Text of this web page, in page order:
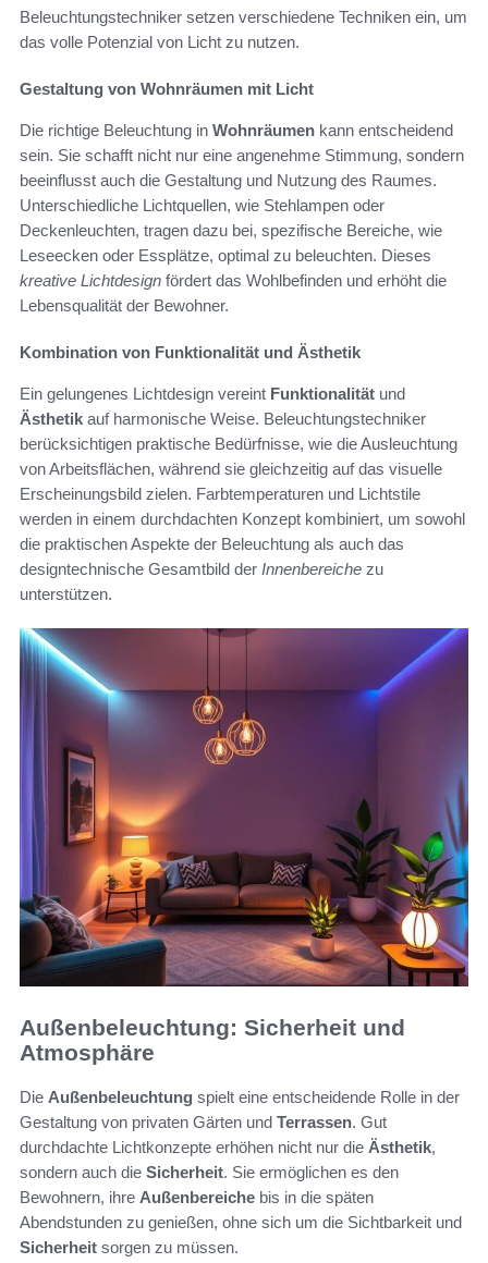
Beleuchtungstechniker setzen verschiedene Techniken ein, um
das volle Potenzial von Licht zu nutzen.
Gestaltung von Wohnräumen mit Licht
Die richtige Beleuchtung in Wohnräumen kann entscheidend
sein. Sie schafft nicht nur eine angenehme Stimmung, sondern
beeinflusst auch die Gestaltung und Nutzung des Raumes.
Unterschiedliche Lichtquellen, wie Stehlampen oder
Deckenleuchten, tragen dazu bei, spezifische Bereiche, wie
Leseecken oder Essplätze, optimal zu beleuchten. Dieses
kreative Lichtdesign fördert das Wohlbefinden und erhöht die
Lebensqualität der Bewohner.
Kombination von Funktionalität und Ästhetik
Ein gelungenes Lichtdesign vereint Funktionalität und
Ästhetik auf harmonische Weise. Beleuchtungstechniker
berücksichtigen praktische Bedürfnisse, wie die Ausleuchtung
von Arbeitsflächen, während sie gleichzeitig auf das visuelle
Erscheinungsbild zielen. Farbtemperaturen und Lichtstile
werden in einem durchdachten Konzept kombiniert, um sowohl
die praktischen Aspekte der Beleuchtung als auch das
designtechnische Gesamtbild der Innenbereiche zu
unterstützen.
Außenbeleuchtung: Sicherheit und
Atmosphäre
Die Außenbeleuchtung spielt eine entscheidende Rolle in der
Gestaltung von privaten Gärten und Terrassen. Gut
durchdachte Lichtkonzepte erhöhen nicht nur die Ästhetik,
sondern auch die Sicherheit. Sie ermöglichen es den
Bewohnern, ihre Außenbereiche bis in die späten
Abendstunden zu genießen, ohne sich um die Sichtbarkeit und
Sicherheit sorgen zu müssen.